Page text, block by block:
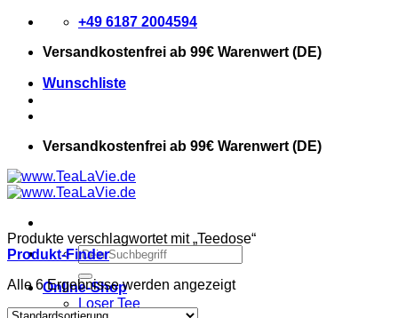
Zum
springen
+49 6187 2004594
Versandkostenfrei ab 99€ Warenwert (DE)
Wunschliste
Versandkostenfrei ab 99€ Warenwert (DE)
Suchen
nach:
Online-Shop
Loser Tee
Produkte verschlagwortet mit „Teedose“
Produkt-Finder
Alle 6 Ergebnisse werden angezeigt